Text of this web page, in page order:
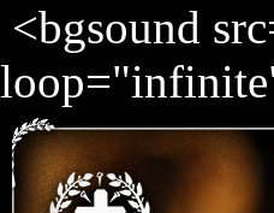
<bgsound